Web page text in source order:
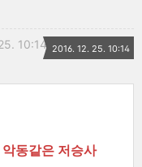
10:14 2016. 12. 25. 10:14
동같은 저승사